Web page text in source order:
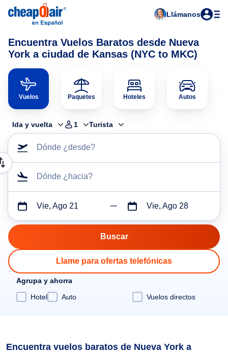
Llámanos
Encuentra Vuelos Baratos desde Nueva
York a ciudad de Kansas (NYC to MKC)
Vuelos Paquetes Hoteles Autos
Ida y vuelta 1 Turista
Dónde ¿desde?
Dónde ¿hacia?
Vie, Ago 21 Vie, Ago 28
Llame para ofertas telefónicas
Agrupa y ahorra
Hotel
Auto Vuelos directos
Encuentra vuelos baratos de Nueva York a